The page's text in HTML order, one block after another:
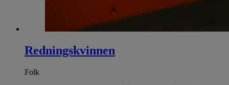
Redningskvinnen
Folk